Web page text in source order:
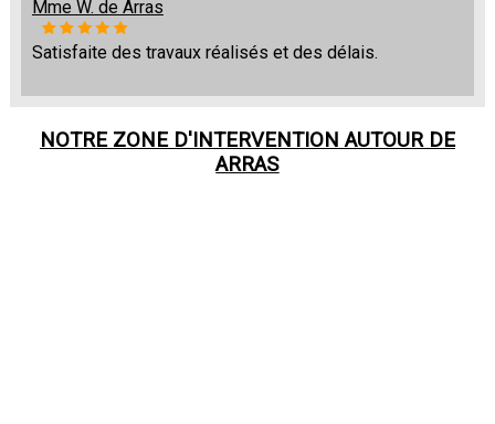
Mme W. de Arras
Satisfaite des travaux réalisés et des délais.
NOTRE ZONE D'INTERVENTION AUTOUR DE
ARRAS